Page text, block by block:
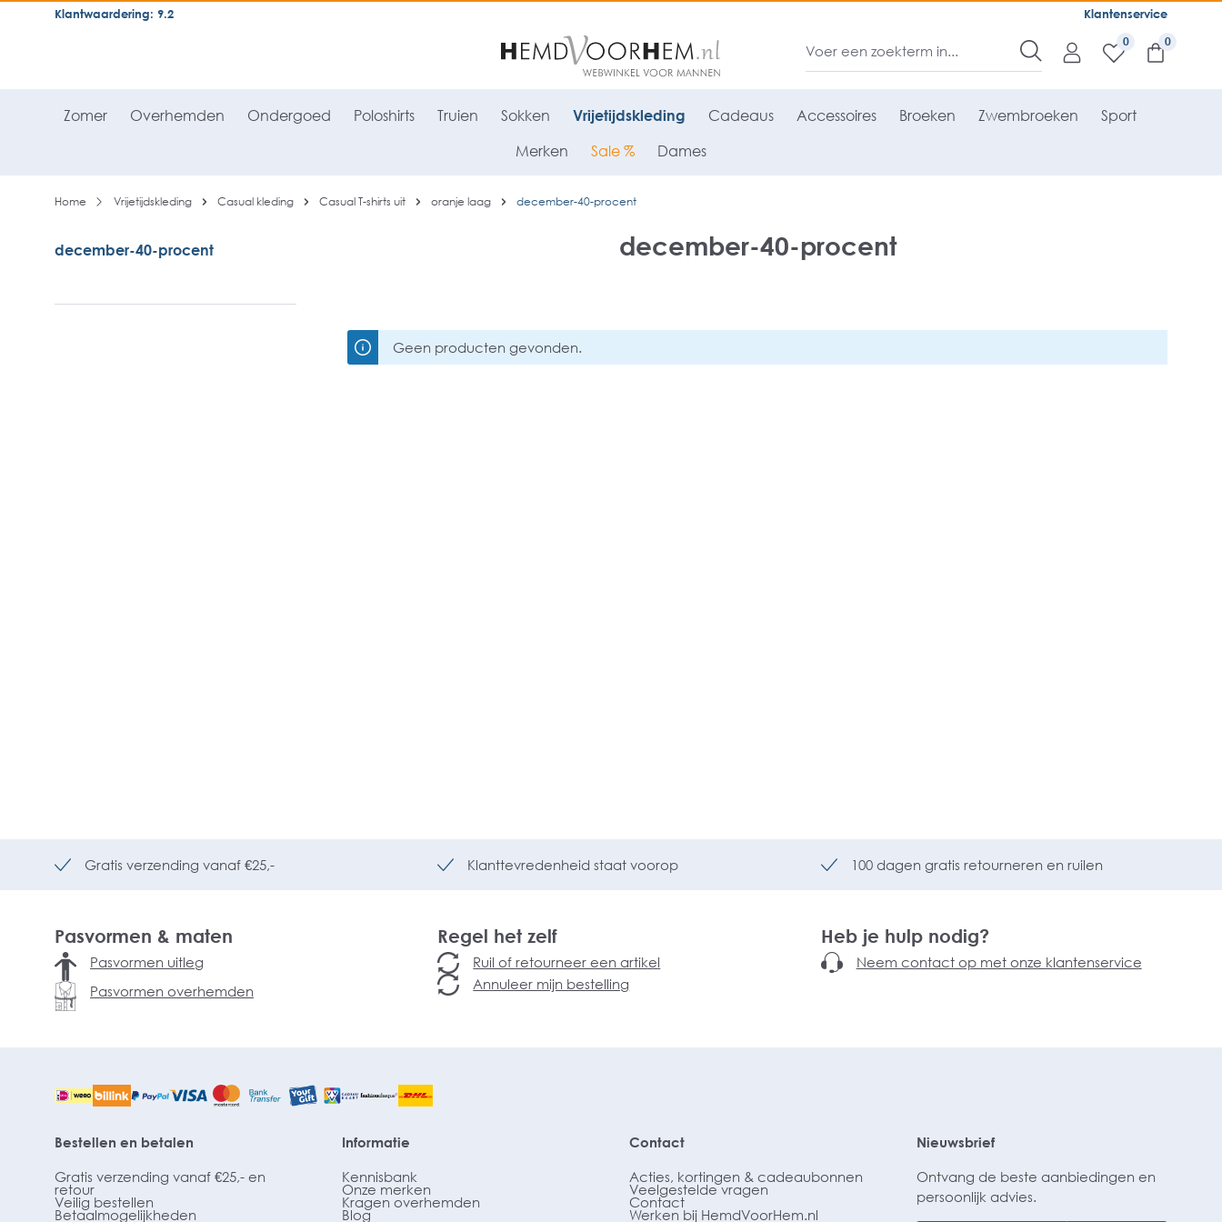
general.skipToNavigation Klantenservice
Klantwaardering: 9.2
0
Zomer Overhemden Ondergoed Poloshirts Truien Sokken Vrijetijdskleding Cadeaus Accessoires Broeken Zwembroeken Sport
Merken Sale % Dames
Home Vrijetijdskleding Casual kleding Casual T-shirts uit oranje laag december-40-procent
december-40-procent december-40-procent
Geen producten gevonden.
Gratis verzending vanaf €25,- Klanttevredenheid staat voorop 100 dagen gratis retourneren en ruilen
Pasvormen & maten
Pasvormen uitleg
Pasvormen overhemden
Regel het zelf
Ruil of retourneer een artikel
Annuleer mijn bestelling
Heb je hulp nodig?
Neem contact op met onze klantenservice
Bestellen en betalen
Gratis verzending vanaf €25,- en
retour
Veilig bestellen
Betaalmogelijkheden
Informatie
Kennisbank
Onze merken
Kragen overhemden
Blog
Contact
Acties, kortingen & cadeaubonnen
Veelgestelde vragen
Contact
Werken bij HemdVoorHem.nl
Nieuwsbrief
Ontvang de beste aanbiedingen en
persoonlijk advies.